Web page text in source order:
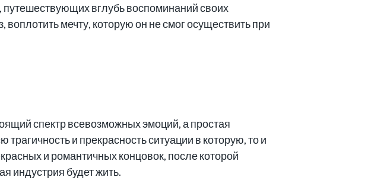
вглубь воспоминаний своих
мечту, которую он не смог осуществить при
спектр всевозможных эмоций, а простая
и прекрасность ситуации в которую, то и
и романтичных концовок, после которой
индустрия будет жить.